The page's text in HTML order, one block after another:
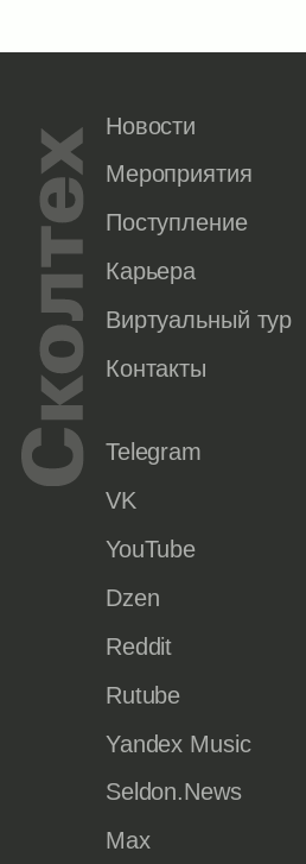
Новости
Мероприятия
Поступление
Карьера
Виртуальный тур
Контакты
Telegram
VK
YouTube
Dzen
Reddit
Rutube
Yandex Music
Seldon.News
Max